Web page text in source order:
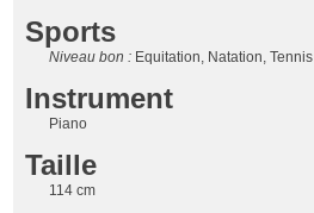
Sports
Niveau bon : Equitation, Natation, Tennis
Instrument
Piano
Taille
114 cm